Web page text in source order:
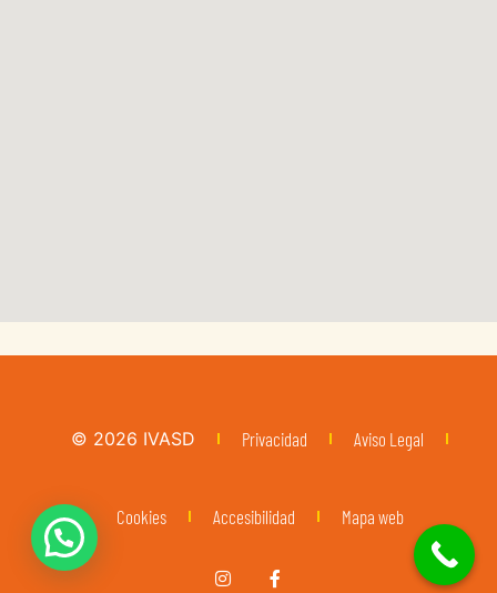
© 2026 IVASD Privacidad Aviso Legal
Cookies Accesibilidad Mapa web